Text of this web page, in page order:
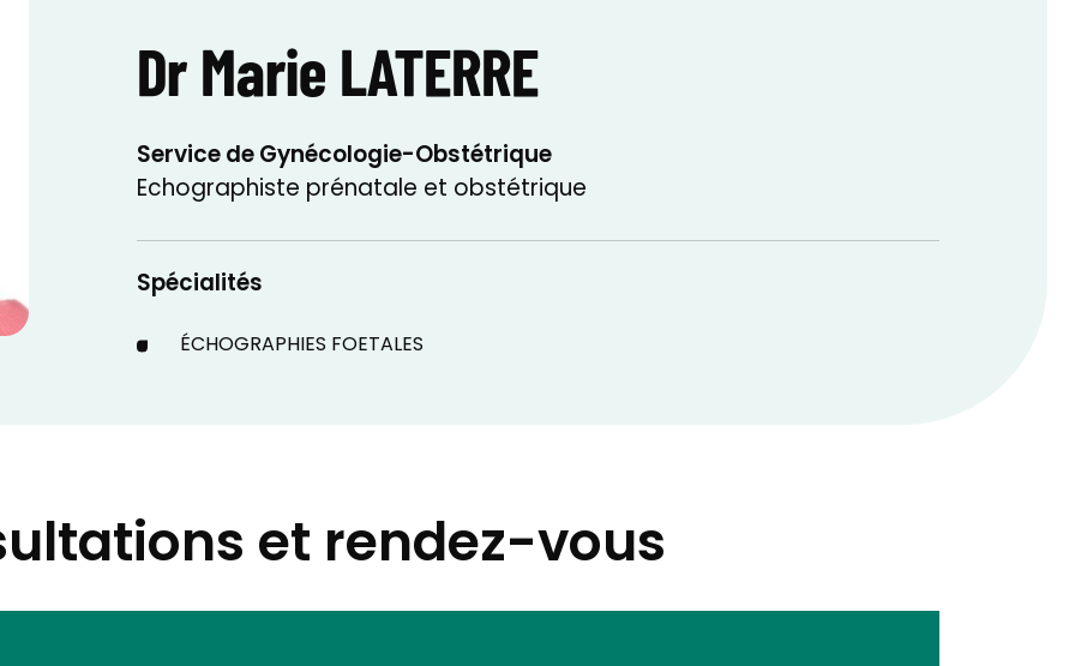
Dr Marie LATERRE
Service de Gynécologie-Obstétrique
Echographiste prénatale et obstétrique
Spécialités
ÉCHOGRAPHIES FOETALES
et rendez-vous